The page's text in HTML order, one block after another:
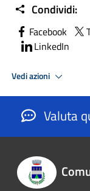
Condividi:
Facebook
LinkedIn
Vedi azioni
Valuta